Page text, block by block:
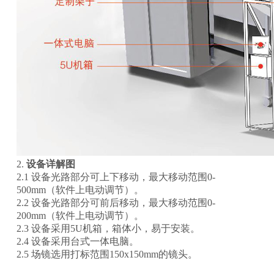
2. 设备详解图
2.1 设备光路部分可上下移动，最大移动范围0-
500mm（软件上电动调节）。
2.2 设备光路部分可前后移动，最大移动范围0-
200mm（软件上电动调节）。
2.3 设备采用5U机箱，箱体小，易于安装。
2.4 设备采用台式一体电脑。
2.5 场镜选用打标范围150x150mm的镜头。